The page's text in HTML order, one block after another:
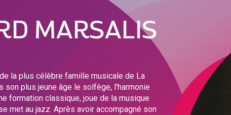
MARSALIS
la plus célèbre famille musicale de La
son plus jeune âge le solfège, l'harmonie
formation classique, joue de la musique
met au jazz. Après avoir accompagné son